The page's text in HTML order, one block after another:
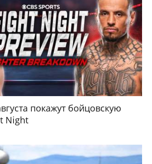
покажут бойцовскую
Night